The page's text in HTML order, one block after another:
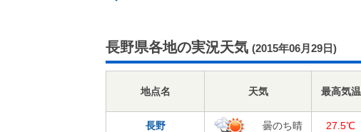
長野県各地の実況天気 (2015年06月29日)
地点名 天気 最高気温
長野 曇のち晴 27.5℃